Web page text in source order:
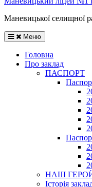
Маневицької селищної
Меню
Головна
Про заклад
ПАСПОРТ
НАШ
Історія